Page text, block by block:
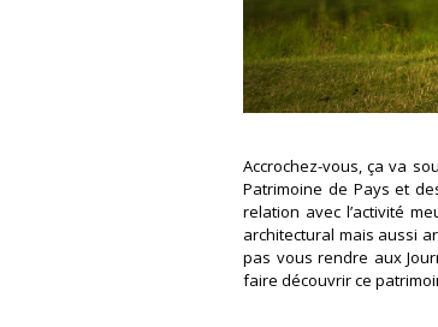
Accrochez-vous, ça va
Patrimoine de Pays et
relation avec l’activité
architectural mais aussi
pas vous rendre aux
faire découvrir ce